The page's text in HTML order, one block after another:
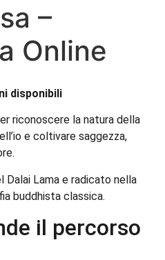
–
Online
disponibili
riconoscere la natura della
e coltivare saggezza,
Dalai Lama e radicato nella
buddhista classica.
il percorso